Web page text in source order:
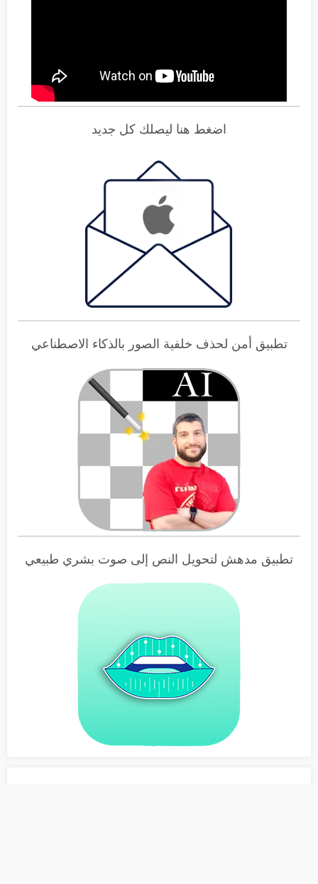
اضغط هنا ليصلك كل جديد
تطبيق أمن لحذف خلفية الصور بالذكاء الاصطناعي
تطبيق مدهش لتحويل النص إلى صوت بشري طبيعي